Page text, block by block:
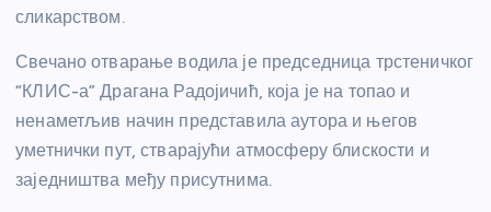
сликарством.
Свечано отварање водила је председница трстеничког
“КЛИС-а” Драгана Радојичић, која је на топао и
ненаметљив начин представила аутора и његов
уметнички пут, стварајући атмосферу блискости и
заједништва међу присутнима.